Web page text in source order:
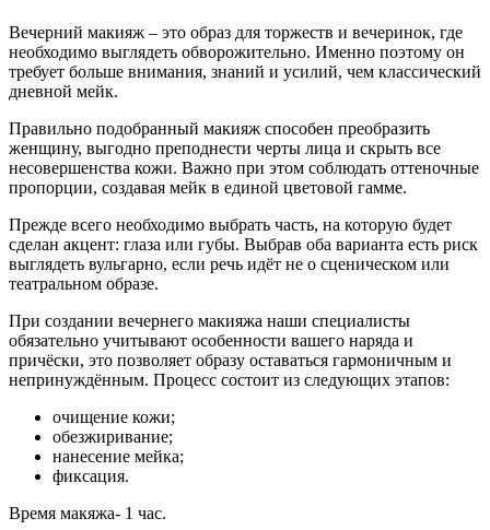
Вечерний макияж – это образ для торжеств и вечеринок, где
необходимо выглядеть обворожительно. Именно поэтому он
требует больше внимания, знаний и усилий, чем классический
дневной мейк.
Правильно подобранный макияж способен преобразить
женщину, выгодно преподнести черты лица и скрыть все
несовершенства кожи. Важно при этом соблюдать оттеночные
пропорции, создавая мейк в единой цветовой гамме.
Прежде всего необходимо выбрать часть, на которую будет
сделан акцент: глаза или губы. Выбрав оба варианта есть риск
выглядеть вульгарно, если речь идёт не о сценическом или
театральном образе.
При создании вечернего макияжа наши специалисты
обязательно учитывают особенности вашего наряда и
причёски, это позволяет образу оставаться гармоничным и
непринуждённым. Процесс состоит из следующих этапов:
очищение кожи;
обезжиривание;
нанесение мейка;
фиксация.
Время макяжа- 1 час.